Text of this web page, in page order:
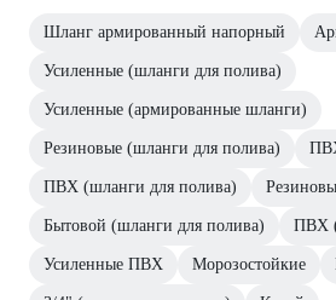
Шланг армированный напорный
Усиленные (шланги для полива)
Усиленные (армированные шланги)
Резиновые (шланги для полива)
ПВХ (шланги для полива)
Бытовой (шланги для полива) ПВХ
Усиленные ПВХ Морозостойкие